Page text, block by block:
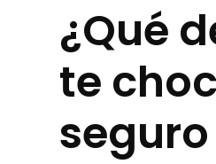
¿Qué
te